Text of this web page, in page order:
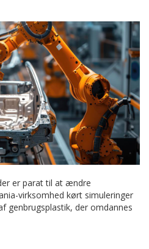
er parat til at ændre
virksomhed kørt simuleringer
genbrugsplastik, der omdannes